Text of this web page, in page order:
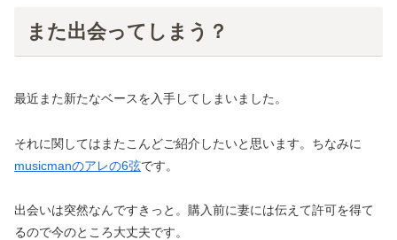
また出会ってしまう？
最近また新たなベースを入手してしまいました。
それに関してはまたこんどご紹介したいと思います。ちなみに
musicmanのアレの6弦です。
出会いは突然なんですきっと。購入前に妻には伝えて許可を得て
るので今のところ大丈夫です。